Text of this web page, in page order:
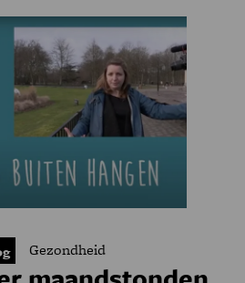
Gezondheid